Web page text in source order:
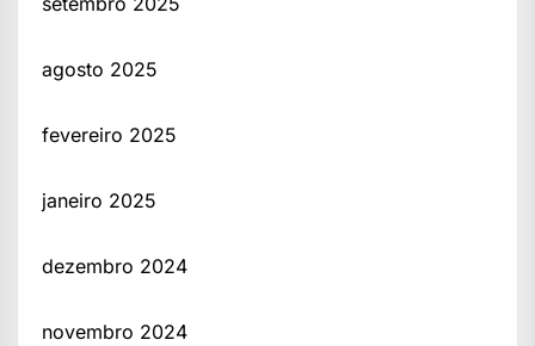
agosto 2025
fevereiro 2025
janeiro 2025
dezembro 2024
novembro 2024